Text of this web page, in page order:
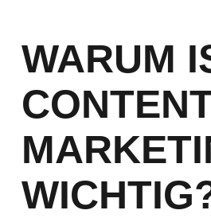
WARUM